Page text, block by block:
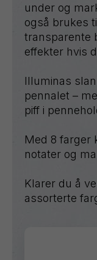
under og
også brukes
transparente
effekter hvis
Illuminas
pennalet –
piff i
Med 8 farger
notater og
Klarer du å
assorterte